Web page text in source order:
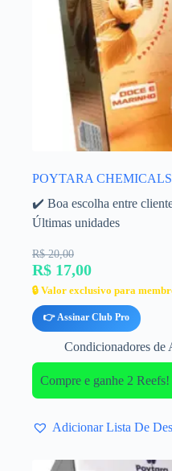
POYTARA
✔️ Boa escolha entre
Últimas unidades
R$ 20,00
R$ 17,00
🔒 Valor exclusivo para
👉 Assinar Club Pro
Condicionadores de
Compre e ganhe 2 Reefs!
Adicionar Lista De